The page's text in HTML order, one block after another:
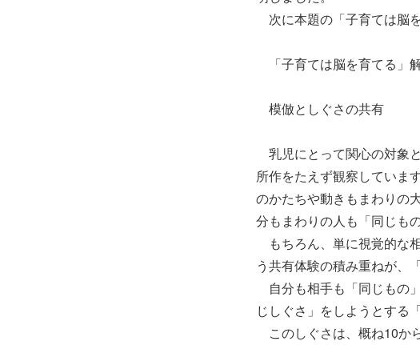
次に本題の「子育ては脳
「子育ては脳を育てる」
模倣としぐさの共有
乳児にとって関心の対象
所作をたえず観察していま
のかたちや動きもまわりの
分もまわりの人も「同じも
もちろん、単に視覚的な
う共有体験の積み重ねが、
自分も相手も「同じもの
じしぐさ」をしようとする
このしぐさは、概ね10か